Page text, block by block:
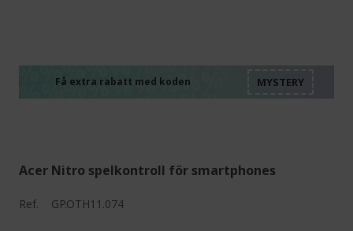
Få extra rabatt med koden
Acer Nitro spelkontroll för smartphones
Ref. GP.OTH11.074